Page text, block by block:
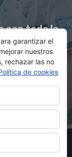
con toda la
C.F.
Maestre
garantizar el
nuestros
rechazar las no
de cookies